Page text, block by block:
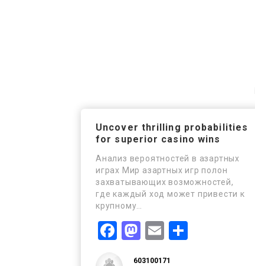
Uncover thrilling probabilities
for superior casino wins
Анализ вероятностей в азартных
играх Мир азартных игр полон
захватывающих возможностей,
где каждый ход может привести к
крупному…
Facebook
Mastodon
Email
603100171